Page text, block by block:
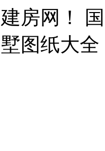
房网！
图纸大